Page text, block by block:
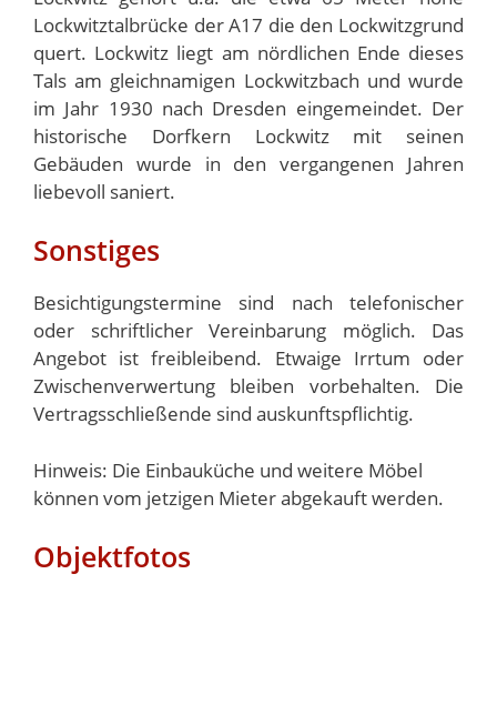
Lockwitztalbrücke der A17 die den Lockwitzgrund
quert. Lockwitz liegt am nördlichen Ende dieses
Tals am gleichnamigen Lockwitzbach und wurde
im Jahr 1930 nach Dresden eingemeindet. Der
historische Dorfkern Lockwitz mit seinen
Gebäuden wurde in den vergangenen Jahren
liebevoll saniert.
Sonstiges
Besichtigungstermine sind nach telefonischer
oder schriftlicher Vereinbarung möglich. Das
Angebot ist freibleibend. Etwaige Irrtum oder
Zwischenverwertung bleiben vorbehalten. Die
Vertragsschließende sind auskunftspflichtig.
Hinweis: Die Einbauküche und weitere Möbel
können vom jetzigen Mieter abgekauft werden.
Objektfotos